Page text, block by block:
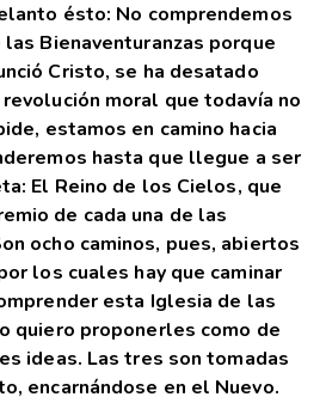
ésto: No comprendemos
Bienaventuranzas porque
Cristo, se ha desatado
moral que todavía no
estamos en camino hacia
hasta que llegue a ser
El Reino de los Cielos, que
de cada una de las
ocho caminos, pues, abiertos
los cuales hay que caminar
esta Iglesia de las
quiero proponerles como de
ideas. Las tres son tomadas
encarnándose en el Nuevo.